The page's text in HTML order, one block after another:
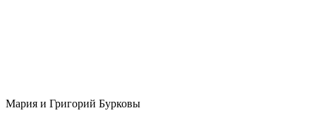
Мария и Григорий Бурковы